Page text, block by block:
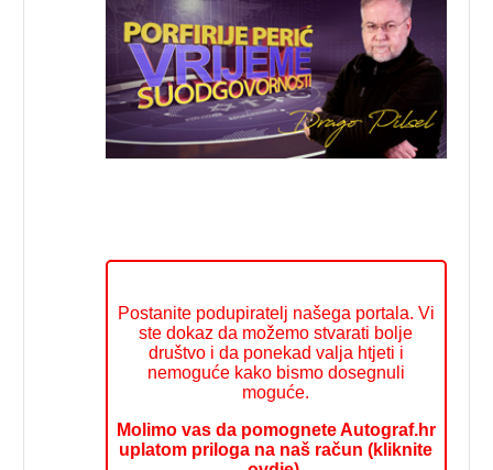
Postanite podupiratelj našega portala. Vi
ste dokaz da možemo stvarati bolje
društvo i da ponekad valja htjeti i
nemoguće kako bismo dosegnuli
moguće.
Molimo vas da pomognete Autograf.hr
uplatom priloga na naš račun (kliknite